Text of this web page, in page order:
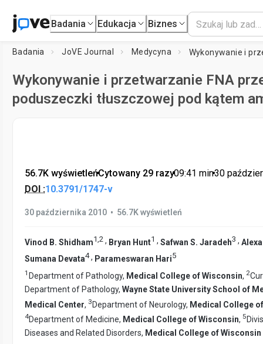
Badania Edukacja Biznes
Badania JoVE Journal Medycyna
Wykonywanie i przetwarzanie FNA
poduszeczki tłuszczowej pod kątem
56.7K wyświetleń•Cytowany 29 razy•09:41 min•30
DOI :10.3791/1747-v
30 października 2010 • 56.7K wyświetleń
Vinod B. Shidham1,2 , Bryan Hunt1 , Safwan S. Jaradeh3 ,
Sumana Devata4, Parameswaran Hari5
1 Department of Pathology, Medical College of Wisconsin, 2
Department of Pathology, Wayne State University School of
Medical Center, 3 Department of Neurology, Medical College
4Department of Medicine, Medical College of Wisconsin, 5
Diseases and Related Disorders, Medical College of Wisconsin